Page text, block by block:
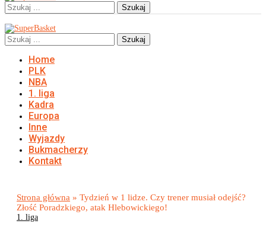
Szukaj
Szukaj
Home
PLK
NBA
1. liga
Kadra
Europa
Inne
Wyjazdy
Bukmacherzy
Kontakt
Strona główna » Tydzień w 1 lidze. Czy trener musiał odejść?
Złość Poradzkiego, atak Hlebowickiego!
1. liga